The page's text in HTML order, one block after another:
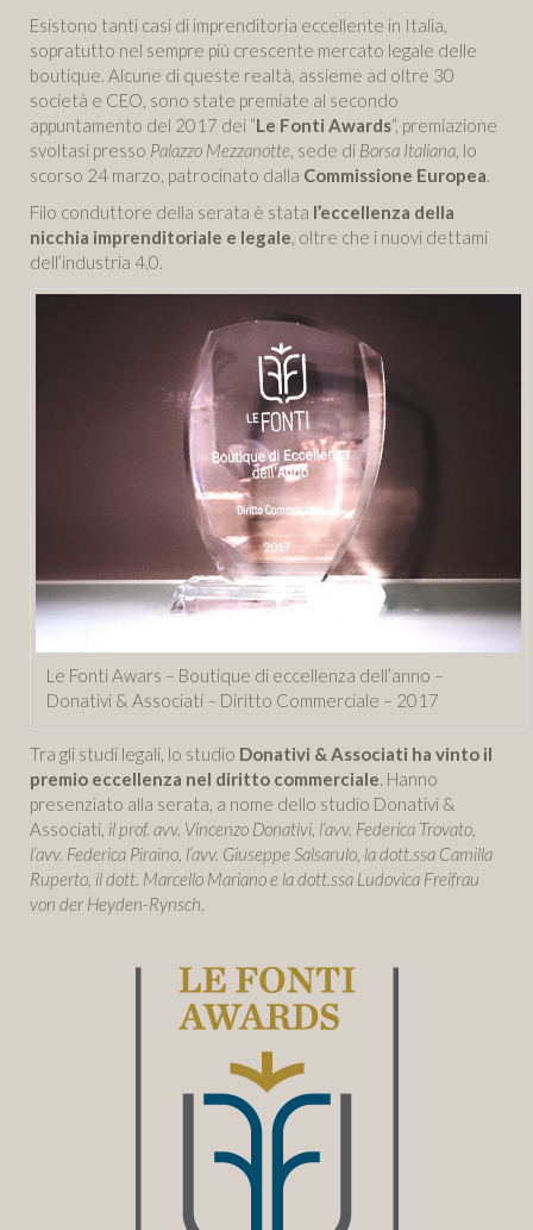
Esistono tanti casi di imprenditoria eccellente in Italia,
sopratutto nel sempre più crescente mercato legale delle
boutique. Alcune di queste realtà, assieme ad oltre 30
società e CEO, sono state premiate al secondo
appuntamento del 2017 dei “Le Fonti Awards“, premiazione
svoltasi presso Palazzo Mezzanotte, sede di Borsa Italiana, lo
scorso 24 marzo, patrocinato dalla Commissione Europea.
Filo conduttore della serata è stata l’eccellenza della
nicchia imprenditoriale e legale, oltre che i nuovi dettami
dell’industria 4.0.
Le Fonti Awars – Boutique di eccellenza dell’anno –
Donativi & Associati – Diritto Commerciale – 2017
Tra gli studi legali, lo studio Donativi & Associati ha vinto il
premio eccellenza nel diritto commerciale. Hanno
presenziato alla serata, a nome dello studio Donativi &
Associati, il prof. avv. Vincenzo Donativi, l’avv. Federica Trovato,
l’avv. Federica Piraino, l’avv. Giuseppe Salsarulo, la dott.ssa Camilla
Ruperto, il dott. Marcello Mariano e la dott.ssa Ludovica Freifrau
von der Heyden-Rynsch.